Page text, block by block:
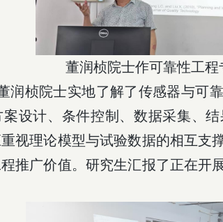
董润桢院士作可靠性工
润桢院士实地了解了传感器与可
设计、条件控制、数据采集、
视理论模型与试验数据的相互支
推广价值。研究生汇报了正在开